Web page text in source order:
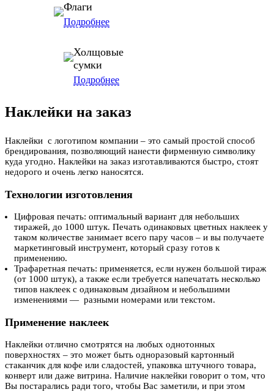
Флаги
Подробнее
Холщовые
сумки
Подробнее
Наклейки на заказ
Наклейки с логотипом компании – это самый простой способ
брендирования, позволяющий нанести фирменную символику
куда угодно. Наклейки на заказ изготавливаются быстро, стоят
недорого и очень легко наносятся.
Технологии изготовления
Цифровая печать: оптимальный вариант для небольших
тиражей, до 1000 штук. Печать одинаковых цветных наклеек у
таком количестве занимает всего пару часов – и вы получаете
маркетинговый инструмент, который сразу готов к
применению.
Трафаретная печать: применяется, если нужен большой тираж
(от 1000 штук), а также если требуется напечатать несколько
типов наклеек с одинаковым дизайном и небольшими
изменениями — разными номерами или текстом.
Применение наклеек
Наклейки отлично смотрятся на любых однотонных
поверхностях – это может быть одноразовый картонный
стаканчик для кофе или сладостей, упаковка штучного товара,
конверт или даже витрина. Наличие наклейки говорит о том, что
Вы постарались ради того, чтобы Вас заметили, и при этом